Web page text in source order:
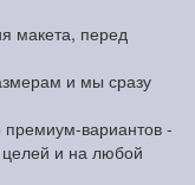
макета, перед
и мы сразу
вариантов -
и на любой